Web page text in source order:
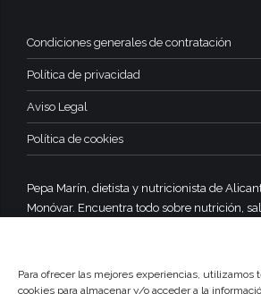
Para ofrecer las mejores experiencias, utilizamos
cookies para almacenar y/o acceder a la
Condiciones generales de contratación
Política de privacidad
Aviso Legal
Política de cookies
Pepa Marín, dietista y nutricionista de
Monóvar. Encuentra todo sobre nutrición,